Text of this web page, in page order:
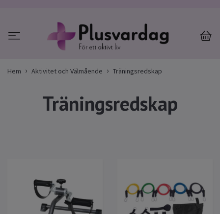
Hem Aktivitet och Välmående Träningsredskap
Träningsredskap